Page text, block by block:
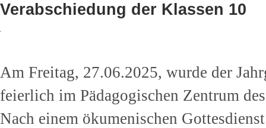
Verabschiedung der Klassen 10
Am Freitag, 27.06.2025, wurde der
feierlich im Pädagogischen Zentrum
Nach einem ökumenischen